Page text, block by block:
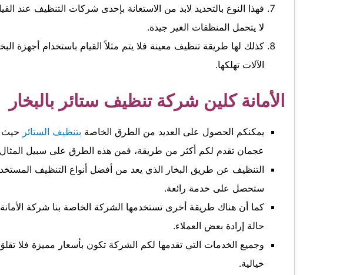
فهذا النوع بالتحديد لابد من الاستعانة بإحدى شركات التنظيف عند
لا يتحمل المنظفات الغير جيدة.
كذلك لها طريقة تنظيف معينة فلا يتم مثلاً القيام باستخدام أجهزة
الآلات تهلكها.
الأمانة كلين شركة تنظيف ستائر بالبخار
يمكنكم الحصول على العديد من الطرق الخاصة بتنظيف الستائر حيث
عجمان تقدم لكم أكثر من طريقة، فمن هذه الطرق على سبيل
التنظيف عن طريق البخار الذي يعد من أفضل أنواع التنظيف
ستحصل على خدمة رائعة.
كما أن هناك طريقة أخرى تستخدمها الشركة الخاصة بنا شركة
حالة إرادة بعض العملاء.
وجميع الخدمات التي تقدمها لكم الشركة تكون بأسعار مميزة فلا
خيالية.